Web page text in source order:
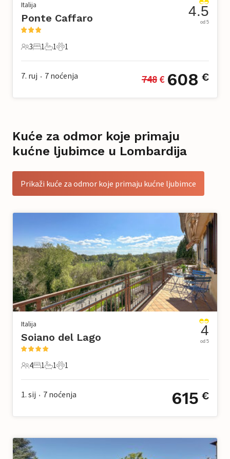
Italija
Ponte Caffaro
3 Gosti
3
1 Spavaća soba
1
1 Kupaonica
1
1 Kućni ljubimac
1
4.5
od 5
7. ruj • 7 noćenja 748 € 608 €
Kuće za odmor koje primaju
kućne ljubimce u Lombardija
Prikaži kuće za odmor koje primaju kućne ljubimce
Italija
Soiano del Lago
4 Gosti
4
1 Spavaća soba
1
1 Kupaonica
1
1 Kućni ljubimac
1
4
od 5
1. sij • 7 noćenja 615 €